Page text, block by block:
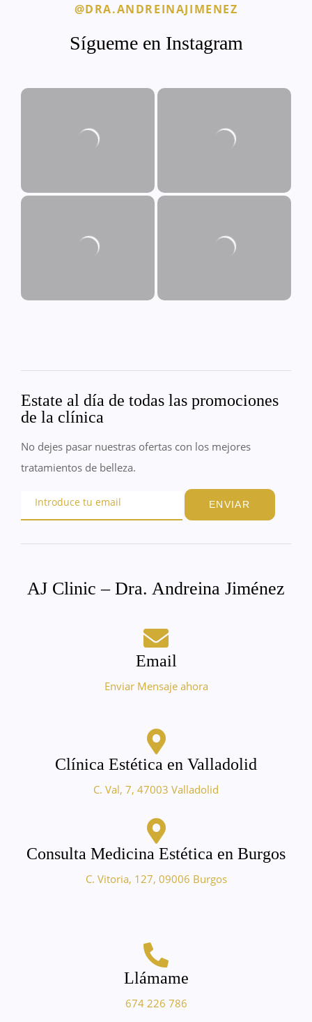
@DRA.ANDREINAJIMENEZ
Sígueme en Instagram
Estate al día de todas las promociones
de la clínica
No dejes pasar nuestras ofertas con los mejores
tratamientos de belleza.
ENVIAR
AJ Clinic – Dra. Andreina Jiménez
Email
Enviar Mensaje ahora
Clínica Estética en Valladolid
C. Val, 7, 47003 Valladolid
Consulta Medicina Estética en Burgos
C. Vitoria, 127, 09006 Burgos
Llámame
674 226 786